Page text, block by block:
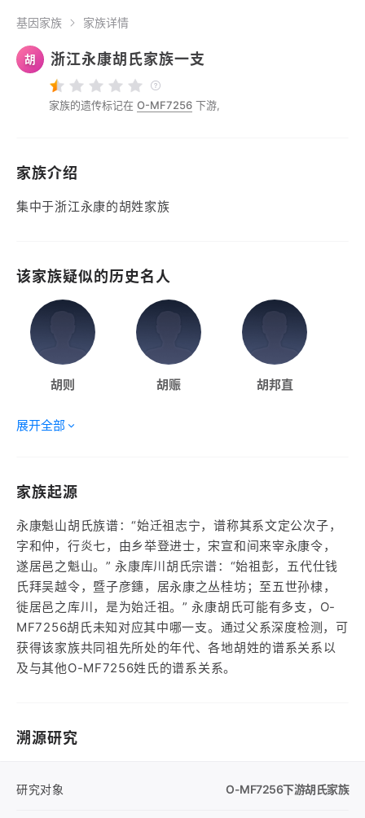
基因家族 家族详情
胡 浙江永康胡氏家族一支
家族的遗传标记在 O-MF7256 下游,
家族介绍
集中于浙江永康的胡姓家族
该家族疑似的历史名人
胡则 胡赈 胡邦直
展开全部
家族起源
永康魁山胡氏族谱：“始迁祖志宁，谱称其系文定公次子，
字和仲，行炎七，由乡举登进士，宋宣和间来宰永康令，
遂居邑之魁山。” 永康库川胡氏宗谱：“始祖彭，五代仕钱
氏拜吴越令，暨子彦鏸，居永康之丛桂坊；至五世孙棣，
徙居邑之库川，是为始迁祖。” 永康胡氏可能有多支，O-
MF7256胡氏未知对应其中哪一支。通过父系深度检测，可
获得该家族共同祖先所处的年代、各地胡姓的谱系关系以
及与其他O-MF7256姓氏的谱系关系。
溯源研究
研究对象 O-MF7256下游胡氏家族